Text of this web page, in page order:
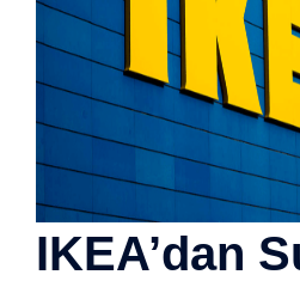
IKEA’dan